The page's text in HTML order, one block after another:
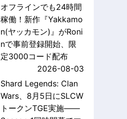
オフラインでも24時間
稼働！新作『Yakkamo
n(ヤッカモン)』がRoni
nで事前登録開始、限
定3000コード配布
2026-08-03
Shard Legends: Clan
Wars、8月5日にSLCW
トークンTGE実施——